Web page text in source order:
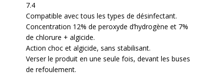
7.4
Compatible avec tous les types de désinfectant.
Concentration 12% de peroxyde d’hydrogène et 7%
de chlorure + algicide.
Action choc et algicide, sans stabilisant.
Verser le produit en une seule fois, devant les buses
de refoulement.